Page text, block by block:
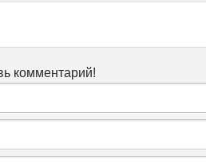
комментарий!